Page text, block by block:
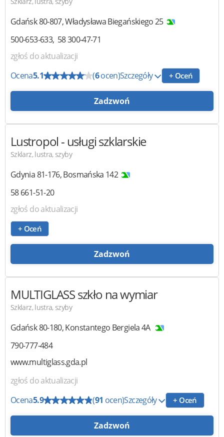
Gdańsk80-807,Władysława Biegańskiego 25
500-653-633 58 300-47-71
zgłoś do aktualizacji
Ocena5.1 (6ocen)Szczegóły + Oceń
Zadzwoń
Lustropol - usługi szklarskie
Szklarz, lustra, szyby
Gdynia81-176,Bosmańska 142
58 661-51-20
zgłoś do aktualizacji
+ Oceń
Zadzwoń
MULTIGLASSszkło na wymiar
Szklarz, lustra, szyby
Gdańsk80-180,Konstantego Bergiela 4A
790-777-484
www.multiglass.gda.pl
zgłoś do aktualizacji
Ocena5.9 (91 ocen)Szczegóły + Oceń
Zadzwoń